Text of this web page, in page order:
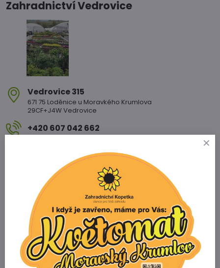
Zahradnictví Vedrovice
Vedrovice 315
671 75 Loděnice u Moravkého Krumlova
29CF+J4W Vedrovice
+420 607 042 662
PO - PÁ: 08:00 - 11:00 13:00 - 17:00
SO : 08:00 - 11:30 13:00 - 16:30
NE : 08:00 - 11:30 14:00 - 16:00
Info
Žádáme zákazníky aby za všech okolností
dodržovali dopravní předpisy §25
Prodejna Miroslav